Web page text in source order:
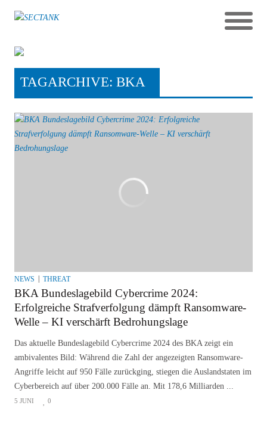
TAGARCHIVE: BKA
NEWS THREAT
BKA Bundeslagebild Cybercrime 2024:
Erfolgreiche Strafverfolgung dämpft Ransomware-
Welle – KI verschärft Bedrohungslage
Das aktuelle Bundeslagebild Cybercrime 2024 des BKA zeigt ein
ambivalentes Bild: Während die Zahl der angezeigten Ransomware-
Angriffe leicht auf 950 Fälle zurückging, stiegen die Auslandstaten im
Cyberbereich auf über 200.000 Fälle an. Mit 178,6 Milliarden ...
5 JUNI 0